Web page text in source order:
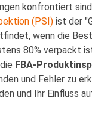
konfrontiert
(PSI) ist der
wenn die
80% verpackt
FBA-
und Fehler zu
und Ihr Einfluss